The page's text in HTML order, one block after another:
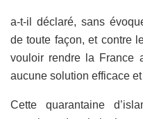
a-t-il déclaré, sans
de toute façon, et contre
vouloir rendre la France
aucune solution efficace
Cette quarantaine